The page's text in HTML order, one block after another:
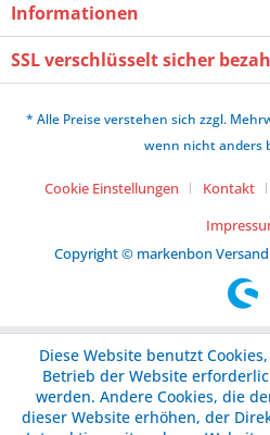
Informationen
SSL verschlüsselt sicher
* Alle Preise verstehen sich zzgl.
wenn nicht anders
Cookie Einstellungen Kontakt
Copyright © markenbon
Diese Website benutzt
Betrieb der Website
werden. Andere Cookies, die
dieser Website erhöhen, der